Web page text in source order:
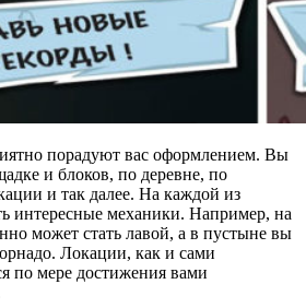
порадуют вас оформлением. Вы
и блоков, по деревне, по
и так далее. На каждой из
интересные механики. Например, на
может стать лавой, а в пустыне вы
Локации, как и сами
по мере достижения вами